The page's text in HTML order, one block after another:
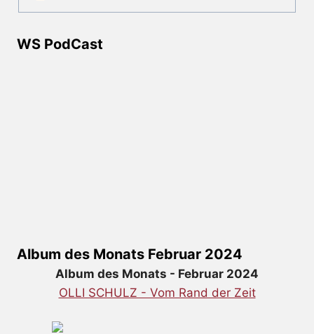
WS PodCast
Album des Monats Februar 2024
Album des Monats - Februar 2024
OLLI SCHULZ - Vom Rand der Zeit